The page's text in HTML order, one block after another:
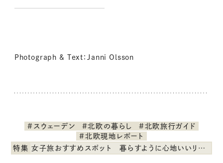
Photograph & Text：Janni Olsson
#スウェーデン #北欧の暮らし
#北欧旅行ガイド
#北欧現地レポート
特集 女子旅おすすめスポット 暮らすように心地いいリンネル旅ガイド